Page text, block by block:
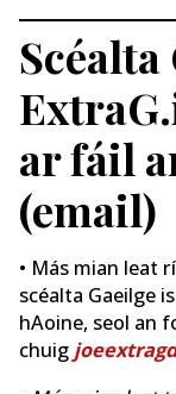
Scéalta
ar fáil
(email)
• Más mian leat
scéalta Gaeilge
hAoine, seol an
chuig